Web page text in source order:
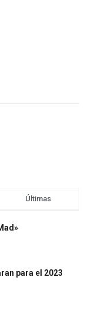
Últimas
para el 2023